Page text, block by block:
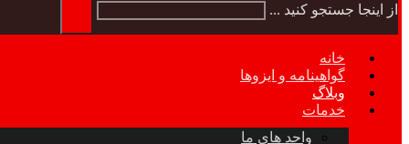
از اینجا جستجو کنید ...
خانه
گواهینامه و ایزوها
وبلاگ
خدمات
واحد های ما